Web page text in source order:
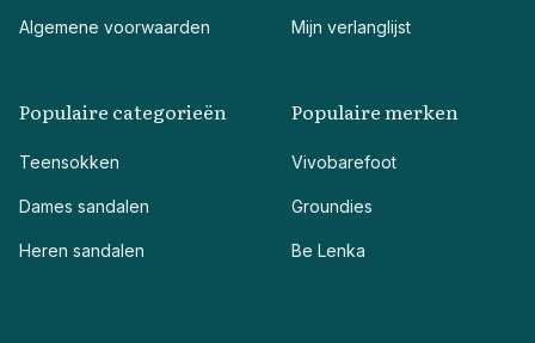
Algemene voorwaarden Mijn verlanglijst
Populaire categorieën
Teensokken
Dames sandalen
Heren sandalen
Populaire merken
Vivobarefoot
Groundies
Be Lenka